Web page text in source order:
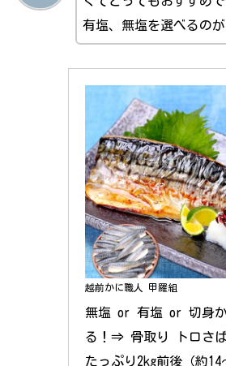
有塩、無塩を選べるのが
越前かに職人 甲羅組
無塩 or 有塩 or 切身
る！⇒ 骨取り トロさ
たっぷり2kg前後（約14